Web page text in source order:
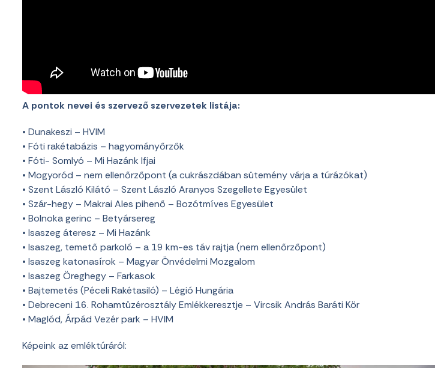
A pontok nevei és szervező szervezetek listája:
• Dunakeszi – HVIM
• Fóti rakétabázis – hagyományőrzők
• Fóti- Somlyó – Mi Hazánk Ifjai
• Mogyoród – nem ellenőrzőpont (a cukrászdában sütemény várja a túrázókat)
• Szent László Kilátó – Szent László Aranyos Szegellete Egyesület
• Szár-hegy – Makrai Ales pihenő – Bozótmíves Egyesület
• Bolnoka gerinc – Betyársereg
• Isaszeg áteresz – Mi Hazánk
• Isaszeg, temető parkoló – a 19 km-es táv rajtja (nem ellenőrzőpont)
• Isaszeg katonasírok – Magyar Önvédelmi Mozgalom
• Isaszeg Öreghegy – Farkasok
• Bajtemetés (Péceli Rakétasiló) – Légió Hungária
• Debreceni 16. Rohamtüzérosztály Emlékkeresztje – Vircsik András Baráti Kör
• Maglód, Árpád Vezér park – HVIM
Képeink az emléktúráról: